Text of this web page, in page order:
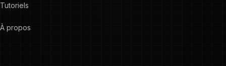
Tutoriels
À propos